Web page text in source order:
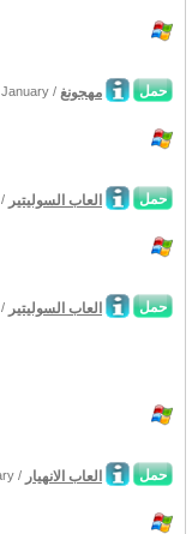
حمل / مهجونغ
حمل العاب السوليتير
حمل العاب السوليتير
حمل / العاب الانهيار